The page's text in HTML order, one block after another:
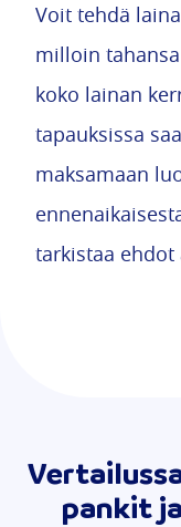
Voit tehdä
milloin
koko lainan
tapauksissa
maksamaan
tarkistaa
pankit